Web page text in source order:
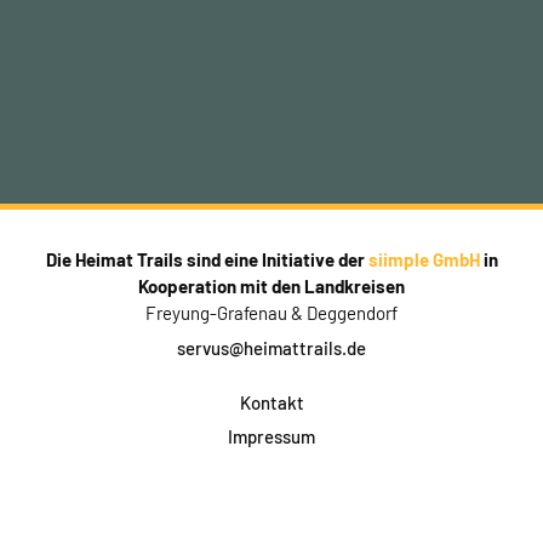
Die Heimat Trails sind eine Initiative dersiimple GmbHin
Kooperation mit den Landkreisen
Freyung-Grafenau & Deggendorf
servus@heimattrails.de
Kontakt
Impressum